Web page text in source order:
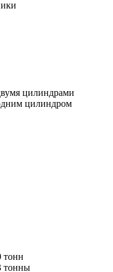
цилиндрами
цилиндром
тонн
тонны